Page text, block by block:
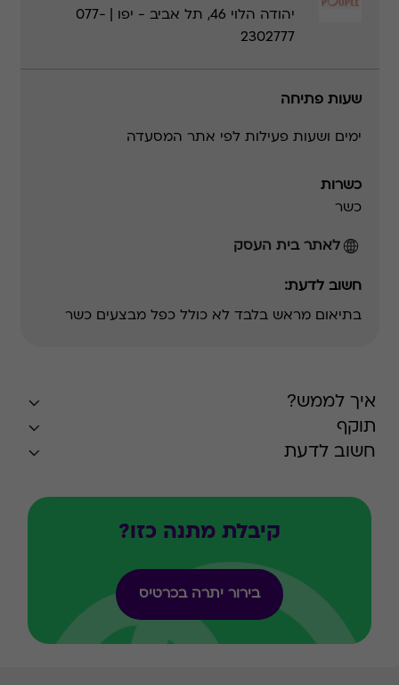
יהודה הלוי 46, תל אביב - יפו | 077-
2302777
שעות פתיחה
ימים ושעות פעילות לפי אתר המסעדה
כשרות
כשר
לאתר בית העסק
חשוב לדעת:
בתיאום מראש בלבד לא כולל כפל מבצעיםכשר
איך לממש?
תוקף
חשוב לדעת
קיבלת מתנה כזו?
בירור יתרה בכרטיס